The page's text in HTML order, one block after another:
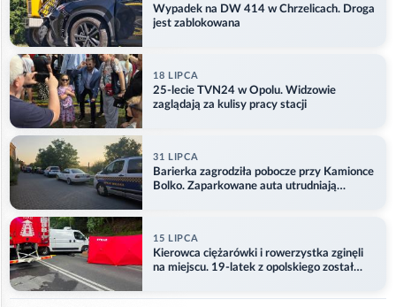
Wypadek na DW 414 w Chrzelicach. Droga
jest zablokowana
18 LIPCA
25-lecie TVN24 w Opolu. Widzowie
zaglądają za kulisy pracy stacji
31 LIPCA
Barierka zagrodziła pobocze przy Kamionce
Bolko. Zaparkowane auta utrudniają
15 LIPCA
Kierowca ciężarówki i rowerzystka zginęli
na miejscu. 19-latek z opolskiego został